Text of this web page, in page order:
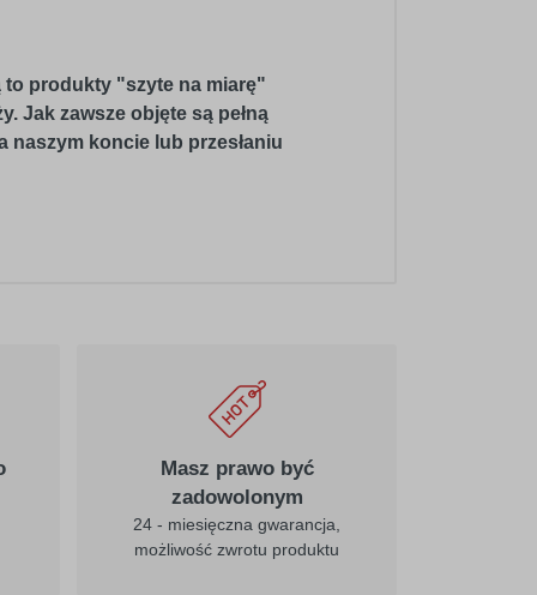
to produkty "szyte na miarę"
Jak zawsze objęte są pełną
naszym koncie lub przesłaniu
Masz prawo być
zadowolonym
24 - miesięczna gwarancja,
możliwość zwrotu produktu